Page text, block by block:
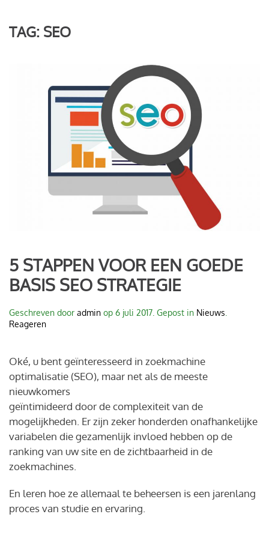
TAG: SEO
5 STAPPEN VOOR EEN GOEDE
BASIS SEO STRATEGIE
Geschreven door admin op 6 juli 2017 . Gepost in Nieuws
Reageren
Oké, u bent geïnteresseerd in zoekmachine
optimalisatie (SEO), maar net als de meeste
nieuwkomers
geïntimideerd door de complexiteit van de
mogelijkheden. Er zijn zeker honderden onafhankelijke
variabelen die gezamenlijk invloed hebben op de
ranking van uw site en de zichtbaarheid in de
zoekmachines.
En leren hoe ze allemaal te beheersen is een jarenlang
proces van studie en ervaring.